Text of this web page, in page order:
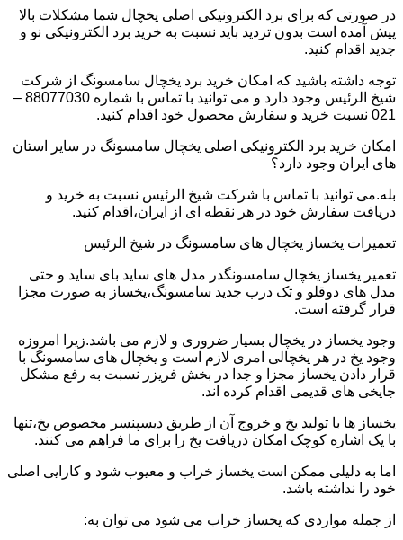
در صورتی که برای برد الکترونیکی اصلی یخچال شما مشکلات بالا
پیش آمده است بدون تردید باید نسبت به خرید برد الکترونیکی نو و
جدید اقدام کنید.
توجه داشته باشید که امکان خرید برد یخچال سامسونگ از شرکت
شیخ الرئیس وجود دارد و می توانید با تماس با شماره 88077030 –
021 نسبت خرید و سفارش محصول خود اقدام کنید.
امکان خرید برد الکترونیکی اصلی یخچال سامسونگ در سایر استان
های ایران وجود دارد؟
بله.می توانید با تماس با شرکت شیخ الرئیس نسبت به خرید و
دریافت سفارش خود در هر نقطه ای از ایران،اقدام کنید.
تعمیرات یخساز یخچال های سامسونگ در شیخ الرئیس
تعمیر یخساز یخچال سامسونگدر مدل های ساید بای ساید و حتی
مدل های دوقلو و تک درب جدید سامسونگ،یخساز به صورت مجزا
قرار گرفته است.
وجود یخساز در یخچال بسیار ضروری و لازم می باشد.زیرا امروزه
وجود یخ در هر یخچالی امری لازم است و یخچال های سامسونگ با
قرار دادن یخساز مجزا و جدا در بخش فریزر نسبت به رفع مشکل
جایخی های قدیمی اقدام کرده اند.
یخساز ها با تولید یخ و خروج آن از طریق دیسپنسر مخصوص یخ،تنها
با یک اشاره کوچک امکان دریافت یخ را برای ما فراهم می کنند.
اما به دلیلی ممکن است یخساز خراب و معیوب شود و کارایی اصلی
خود را نداشته باشد.
از جمله مواردی که یخساز خراب می شود می توان به: